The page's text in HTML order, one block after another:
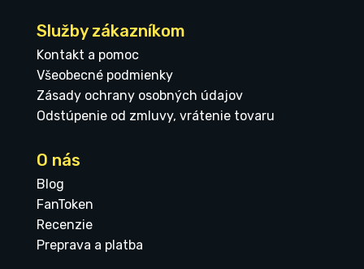
Služby zákazníkom
Kontakt a pomoc
Všeobecné podmienky
Zásady ochrany osobných údajov
Odstúpenie od zmluvy, vrátenie tovaru
O nás
Blog
FanToken
Recenzie
Preprava a platba